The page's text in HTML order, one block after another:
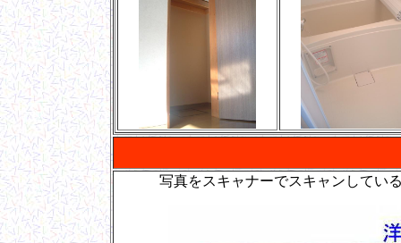
写真をスキャナーでスキャンしてい